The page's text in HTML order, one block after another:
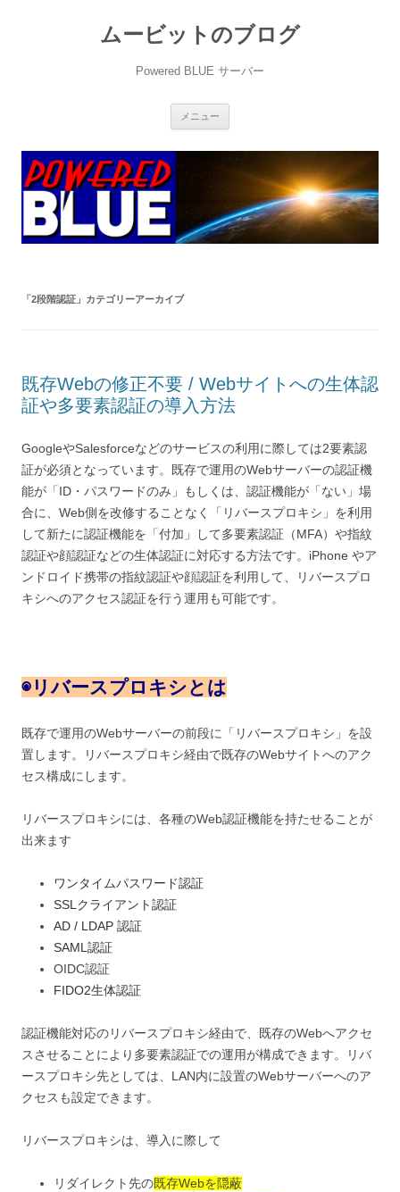
ムービットのブログ
Powered BLUE サーバー
メニュー
ツ
ッ
プ
「2段階認証 」カテゴリーアーカイブ
既存Webの修正不要 / Webサイトへの生体認
証や多要素認証の導入方法
GoogleやSalesforceなどのサービスの利用に際しては2要素認
証が必須となっています。既存で運用のWebサーバーの認証機
能が「ID・パスワードのみ」もしくは、認証機能が「ない」場
合に、Web側を改修することなく「リバースプロキシ」を利用
して新たに認証機能を「付加」して多要素認証（MFA）や指紋
認証や顔認証などの生体認証に対応する方法です。iPhone やア
ンドロイド携帯の指紋認証や顔認証を利用して、リバースプロ
キシへのアクセス認証を行う運用も可能です。
◉リバースプロキシとは
既存で運用のWebサーバーの前段に「リバースプロキシ」を設
置します。リバースプロキシ経由で既存のWebサイトへのアク
セス構成にします。
リバースプロキシには、各種のWeb認証機能を持たせることが
出来ます
ワンタイムパスワード認証
SSLクライアント認証
AD / LDAP 認証
SAML認証
OIDC認証
FIDO2生体認証
認証機能対応のリバースプロキシ経由で、既存のWebへアクセ
スさせることにより多要素認証での運用が構成できます。リバ
ースプロキシ先としては、LAN内に設置のWebサーバーへのア
クセスも設定できます。
リバースプロキシは、導入に際して
リダイレクト先の既存Webを隠蔽